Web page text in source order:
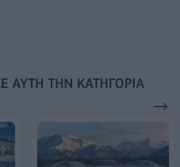
ΑΥΤΉ ΤΗΝ ΚΑΤΗΓΟΡΊΑ